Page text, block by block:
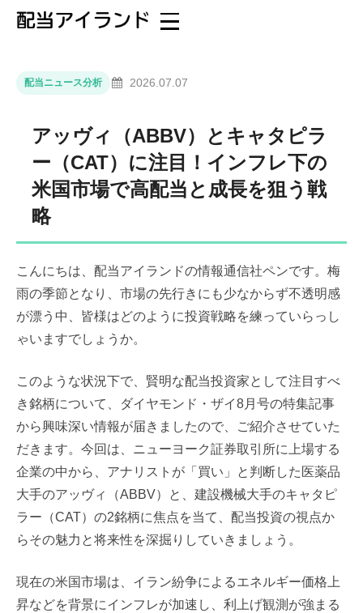
配当ニュース分析 2026.07.07
アッヴィ（ABBV）とキャタピラ
ー（CAT）に注目！インフレ下の
米国市場で高配当と成長を狙う戦
略
こんにちは、配当アイランドの情報通信社ペンです。梅
雨の季節となり、市場の先行きにも少なからず不透明感
が漂う中、皆様はどのように投資戦略を練っていらっし
ゃいますでしょうか。
このような状況下で、賢明な配当投資家として注目すべ
き銘柄について、ダイヤモンド・ザイ8月号の特集記事
から興味深い情報が届きましたので、ご紹介させていた
だきます。今回は、ニューヨーク証券取引所に上場する
企業の中から、アナリストが「買い」と判断した医薬品
大手のアッヴィ（ABBV）と、建設機械大手のキャタピ
ラー（CAT）の2銘柄に焦点を当て、配当投資の視点か
らその魅力と将来性を深掘りしていきましょう。
現在の米国市場は、イラン紛争によるエネルギー価格上
昇などを背景にインフレが加速し、利上げ観測が強まる